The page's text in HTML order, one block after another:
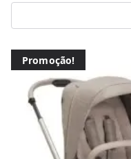
preço
original
€709.99.
preço
atual
€599.90.
Promoção!